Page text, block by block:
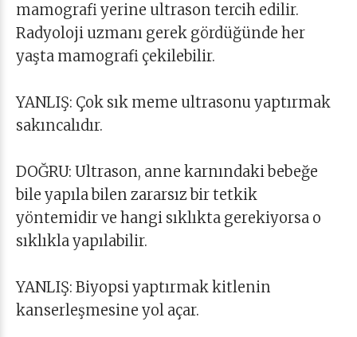
mamografi yerine ultrason tercih edilir.
Radyoloji uzmanı gerek gördüğünde her
yaşta mamografi çekilebilir.
YANLIŞ: Çok sık meme ultrasonu yaptırmak
sakıncalıdır.
DOĞRU: Ultrason, anne karnındaki bebeğe
bile yapıla bilen zararsız bir tetkik
yöntemidir ve hangi sıklıkta gerekiyorsa o
sıklıkla yapılabilir.
YANLIŞ: Biyopsi yaptırmak kitlenin
kanserleşmesine yol açar.